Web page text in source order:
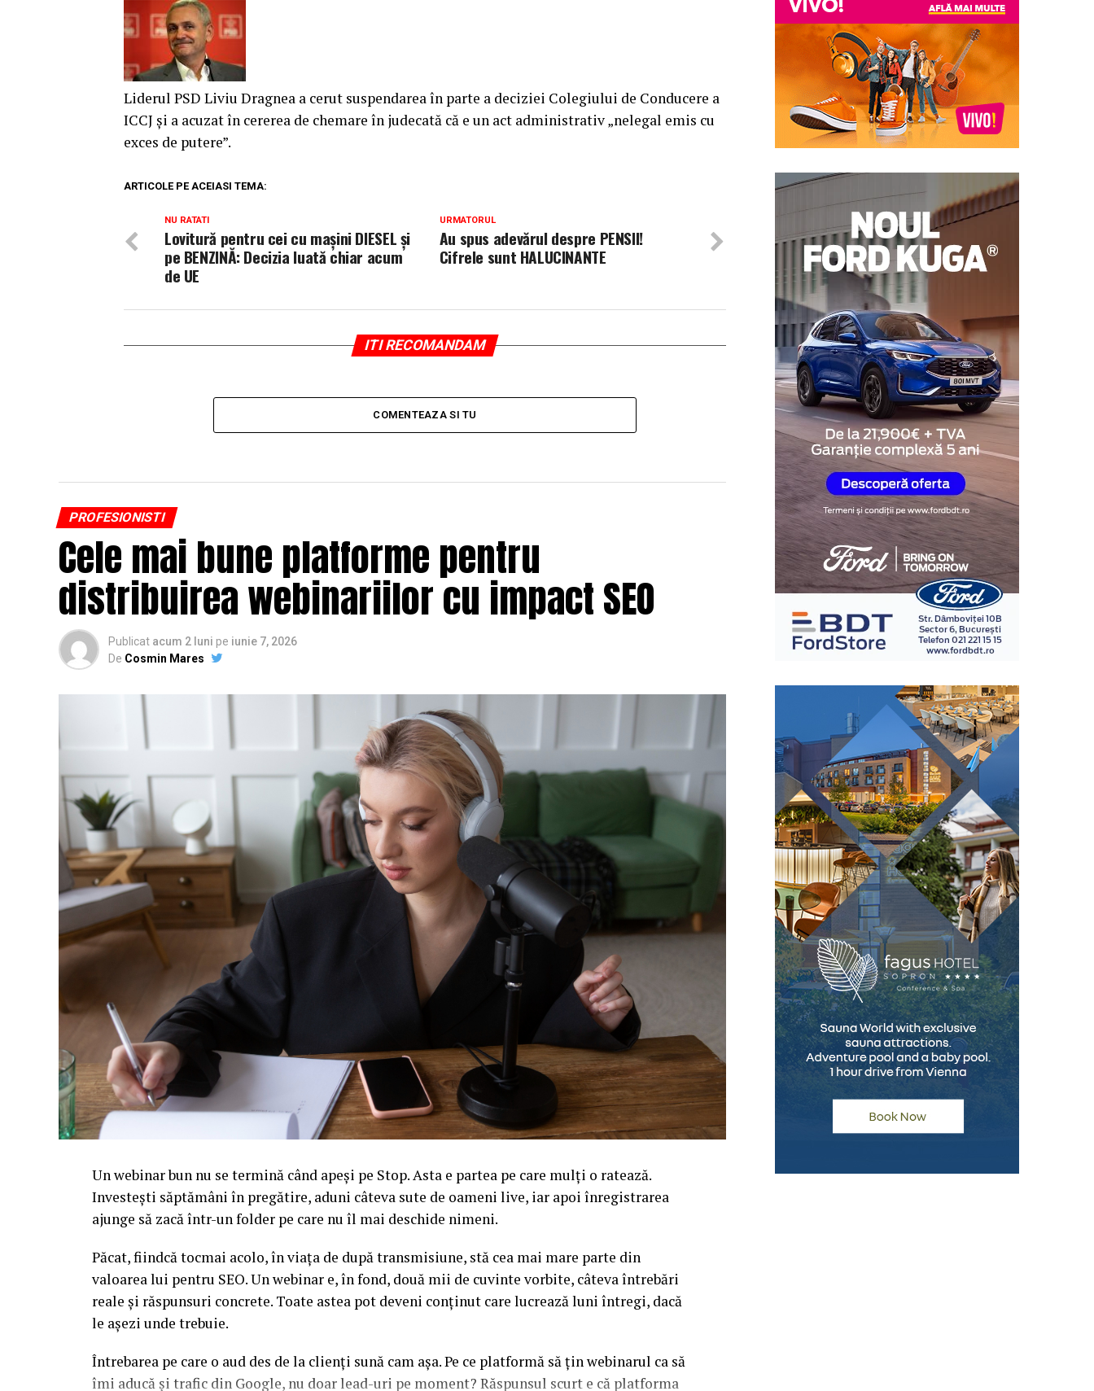
Liderul PSD Liviu Dragnea a cerut suspendarea în parte a deciziei Colegiului de Conducere a
ICCJ și a acuzat în cererea de chemare în judecată că e un act administrativ „nelegal emis cu
exces de putere”.
ARTICOLE PE ACEIASI TEMA:
URMATORUL
Au spus adevărul despre PENSII!
Cifrele sunt HALUCINANTE
NU RATATI
Lovitură pentru cei cu mașini DIESEL și
pe BENZINĂ: Decizia luată chiar acum
de UE
ITI RECOMANDAM
COMENTEAZA SI TU
PROFESIONISTI
Cele mai bune platforme pentru
distribuirea webinariilor cu impact SEO
Publicat acum 2 luni pe iunie 7, 2026
De Cosmin Mares
Un webinar bun nu se termină când apeși pe Stop. Asta e partea pe care mulți o ratează.
Investești săptămâni în pregătire, aduni câteva sute de oameni live, iar apoi înregistrarea
ajunge să zacă într-un folder pe care nu îl mai deschide nimeni.
Păcat, fiindcă tocmai acolo, în viața de după transmisiune, stă cea mai mare parte din
valoarea lui pentru SEO. Un webinar e, în fond, două mii de cuvinte vorbite, câteva întrebări
reale și răspunsuri concrete. Toate astea pot deveni conținut care lucrează luni întregi, dacă
le așezi unde trebuie.
Întrebarea pe care o aud des de la clienți sună cam așa. Pe ce platformă să țin webinarul ca să
îmi aducă și trafic din Google, nu doar lead-uri pe moment? Răspunsul scurt e că platforma